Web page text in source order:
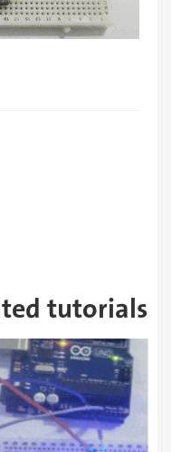
tutorials